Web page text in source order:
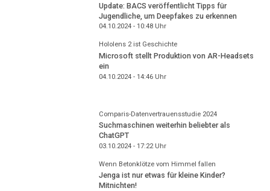
Update: BACS veröffentlicht Tipps für
Jugendliche, um Deepfakes zu erkennen
04.10.2024 - 10:48Uhr
Hololens 2 ist Geschichte
Microsoft stellt Produktion von AR-Headsets
ein
04.10.2024 - 14:46Uhr
Comparis-Datenvertrauensstudie 2024
Suchmaschinen weiterhin beliebter als
ChatGPT
03.10.2024 - 17:22Uhr
Wenn Betonklötze vom Himmel fallen
Jenga ist nur etwas für kleine Kinder?
Mitnichten!